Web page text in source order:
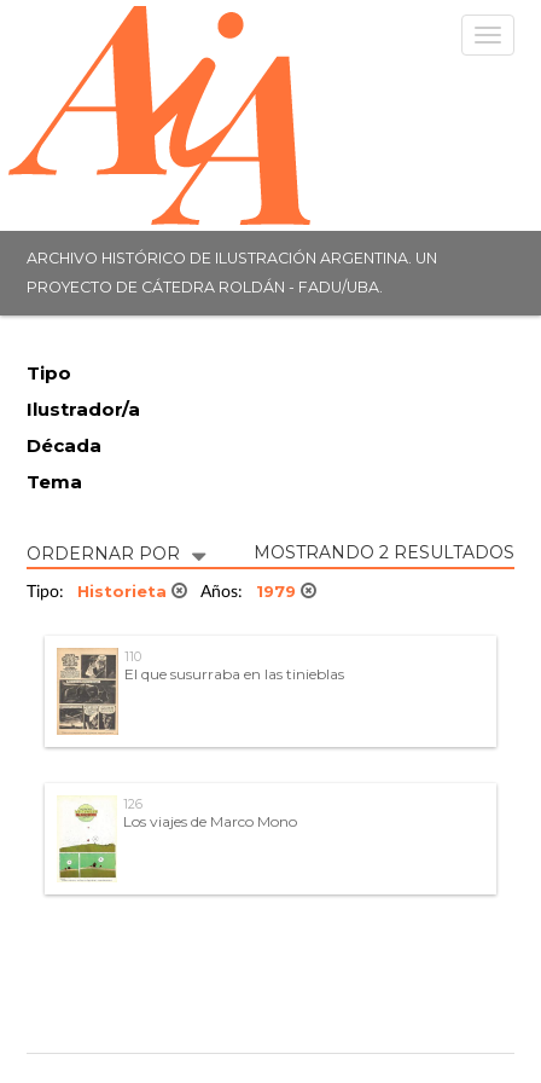
ARCHIVO HISTÓRICO DE ILUSTRACIÓN ARGENTINA. UN
PROYECTO DE CÁTEDRA ROLDÁN - FADU/UBA.
Tipo
Ilustrador/a
Década
Tema
ORDERNAR POR MOSTRANDO 2 RESULTADOS
Tipo: Historieta Años: 1979
110
El que susurraba en las tinieblas
126
Los viajes de Marco Mono